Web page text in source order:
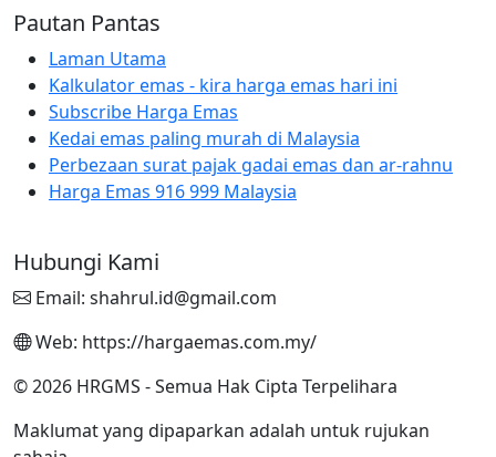
Pautan Pantas
Laman Utama
Kalkulator emas - kira harga emas hari ini
Subscribe Harga Emas
Kedai emas paling murah di Malaysia
Perbezaan surat pajak gadai emas dan ar-rahnu
Harga Emas 916 999 Malaysia
Hubungi Kami
Email: shahrul.id@gmail.com
Web: https://hargaemas.com.my/
© 2026 HRGMS - Semua Hak Cipta Terpelihara
Maklumat yang dipaparkan adalah untuk rujukan